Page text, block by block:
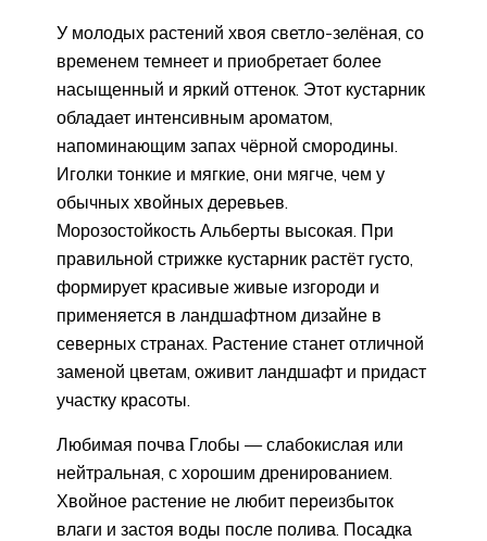
У молодых растений хвоя светло-зелёная, со
временем темнеет и приобретает более
насыщенный и яркий оттенок. Этот кустарник
обладает интенсивным ароматом,
напоминающим запах чёрной смородины.
Иголки тонкие и мягкие, они мягче, чем у
обычных хвойных деревьев.
Морозостойкость Альберты высокая. При
правильной стрижке кустарник растёт густо,
формирует красивые живые изгороди и
применяется в ландшафтном дизайне в
северных странах. Растение станет отличной
заменой цветам, оживит ландшафт и придаст
участку красоты.
Любимая почва Глобы — слабокислая или
нейтральная, с хорошим дренированием.
Хвойное растение не любит переизбыток
влаги и застоя воды после полива. Посадка